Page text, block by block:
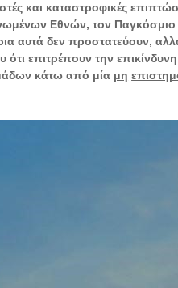
και καταστροφικές
Εθνών, τον Παγκόσμιο
αυτά δεν προστατεύουν,
επιτρέπουν την
κάτω από μία μη